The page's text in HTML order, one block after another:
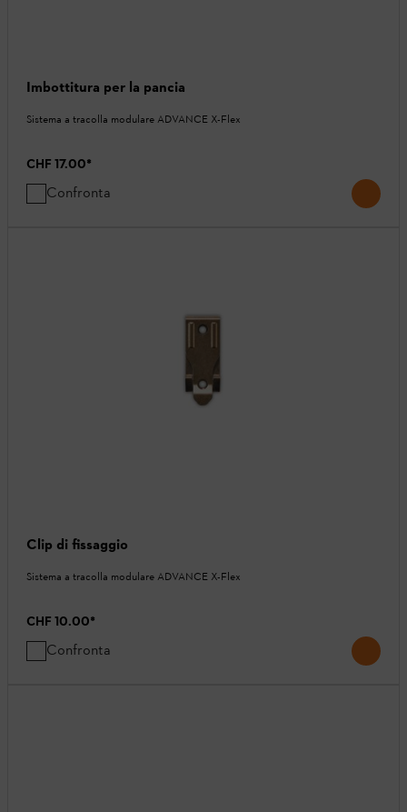
Imbottitura per la pancia
Sistema a tracolla modulare ADVANCE X-Flex
CHF 17.00*
Confronta
Clip di fissaggio
Sistema a tracolla modulare ADVANCE X-Flex
CHF 10.00*
Confronta